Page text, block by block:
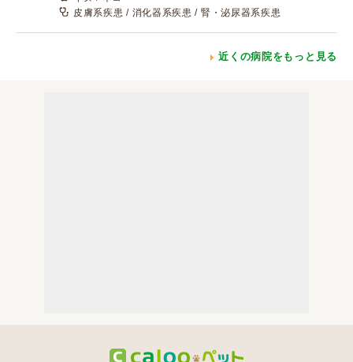
皮膚系疾患 / 消化器系疾患 / 腎・泌尿器系疾患
近くの病院をもっと見る